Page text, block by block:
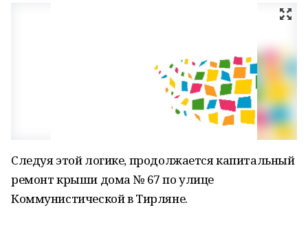
Следуя этой логике, продолжается капитальный
ремонт крыши дома № 67 по улице
Коммунистической в Тирляне.